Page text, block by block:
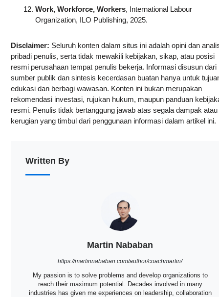
Work, Workforce, Workers, International Labour
Organization, ILO Publishing, 2025.
Disclaimer: Seluruh konten dalam situs ini adalah opini dan
pribadi penulis, serta tidak mewakili kebijakan, sikap, atau posisi
resmi perusahaan tempat penulis bekerja. Informasi disusun dari
sumber publik dan sintesis kecerdasan buatan hanya untuk
edukasi dan berbagi wawasan. Konten ini bukan merupakan
rekomendasi investasi, rujukan hukum, maupun panduan
resmi. Penulis tidak bertanggung jawab atas segala dampak atau
kerugian yang timbul dari penggunaan informasi dalam artikel ini.
Written By
Martin Nababan
https://martinnababan.com/author/coachmartin/
My passion is to solve problems and develop organizations to
reach their maximum potential. Decades involved in many
industries has given me experiences on leadership, collaboration